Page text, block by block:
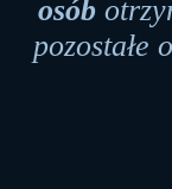
osób
pozostałe